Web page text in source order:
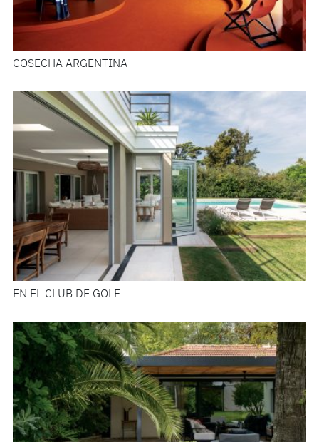
COSECHA ARGENTINA
EN EL CLUB DE GOLF